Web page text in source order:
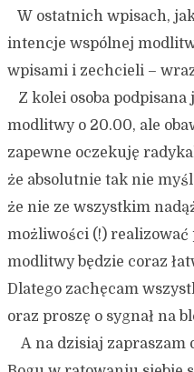
W ostatnich wpisach,
intencje wspólnej
wpisami i zechcieli –
Z kolei osoba
modlitwy o 20.00, ale
zapewne oczekuję
że absolutnie tak nie
że nie ze wszystkim
możliwości (!) realizować
modlitwy będzie coraz
Dlatego zachęcam
oraz proszę o sygnał na
A na dzisiaj zapraszam